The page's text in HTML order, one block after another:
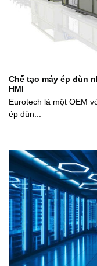
Chế tạo máy ép đùn
HMI
Eurotech là một OEM
ép đùn...